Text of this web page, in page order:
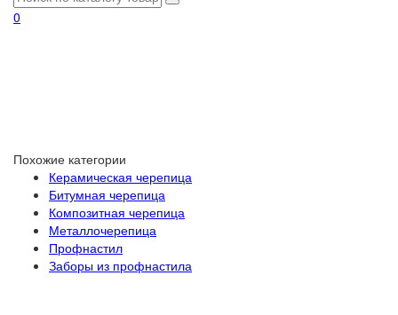
0
Похожие категории
Керамическая черепица
Битумная черепица
Композитная черепица
Металлочерепица
Профнастил
Заборы из профнастила